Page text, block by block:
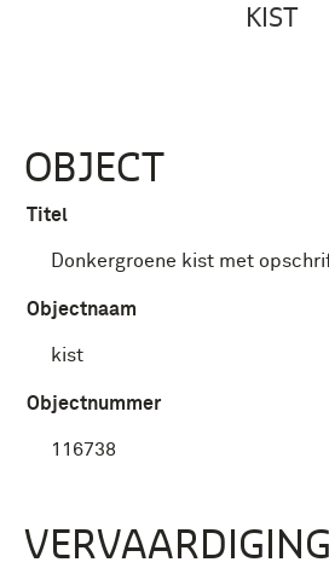
KIST
OBJECT
Titel
Donkergroene kist met
Objectnaam
kist
Objectnummer
116738
VERVAARDIGING